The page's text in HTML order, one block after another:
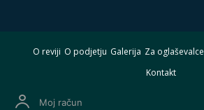
O reviji O podjetju Galerija Za oglaševalce
Kontakt
Moj račun